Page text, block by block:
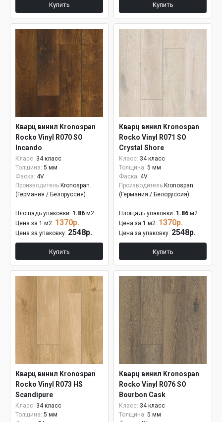
Купить Купить
Кварц винил Kronospan
Rocko Vinyl R070 SO
Incando
Класс: 34 класс
Толщина: 5 мм
Фаска: 4V
Производитель Kronospan
(Германия / Белоруссия)
Площадь упаковки: 1.86 м2
Цена за 1 м2: 1370р.
Цена за упаковку: 2548р.
Купить
Кварц винил Kronospan
Rocko Vinyl R071 SO
Crystal Shore
Класс: 34 класс
Толщина: 5 мм
Фаска: 4V
Производитель Kronospan
(Германия / Белоруссия)
Площадь упаковки: 1.86 м2
Цена за 1 м2: 1370р.
Цена за упаковку: 2548р.
Купить
Кварц винил Kronospan
Rocko Vinyl R073 HS
Scandipure
Класс: 34 класс
Толщина: 5 мм
Кварц винил Kronospan
Rocko Vinyl R076 SO
Bourbon Cask
Класс: 34 класс
Толщина: 5 мм